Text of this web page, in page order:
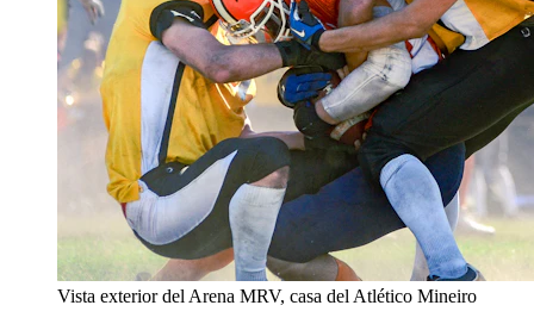
Vista exterior del Arena MRV, casa del Atlético Mineiro